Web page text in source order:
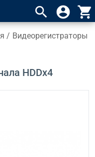
search account_circle shopping_cart
/ Видеорегистраторы
HDDx4